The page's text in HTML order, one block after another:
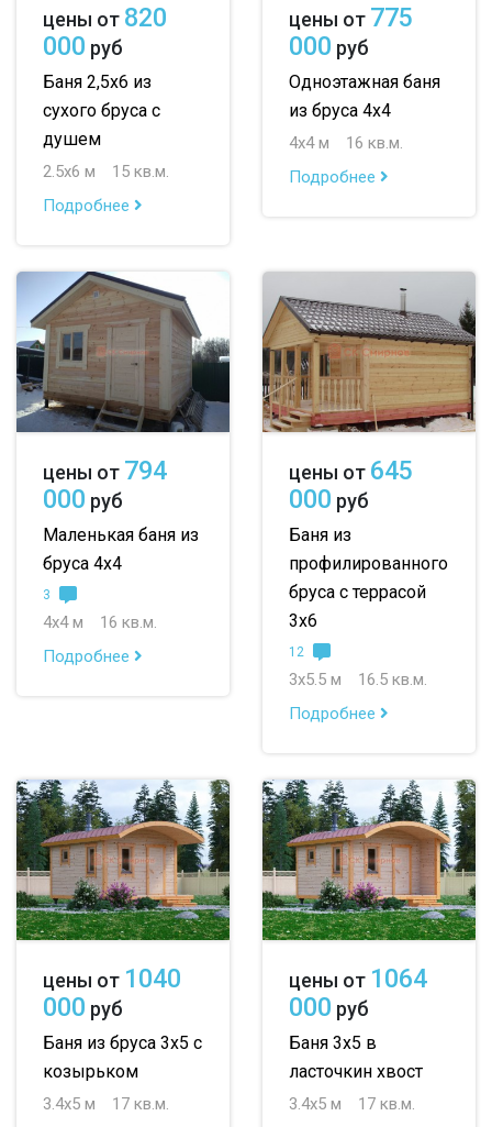
цены от 820
000 руб
Баня 2,5х6 из
сухого бруса с
душем
2.5х6 м
15 кв.м.
Подробнее
цены от 775
000 руб
Одноэтажная баня
из бруса 4х4
4х4 м
16 кв.м.
Подробнее
цены от 794
000 руб
Маленькая баня из
бруса 4х4
3
4х4 м
16 кв.м.
Подробнее
цены от 645
000 руб
Баня из
профилированного
бруса с террасой
3х6
12
3х5.5 м
16.5 кв.м.
Подробнее
цены от 1040
000 руб
Баня из бруса 3х5 с
козырьком
3.4х5 м
17 кв.м.
цены от 1064
000 руб
Баня 3х5 в
ласточкин хвост
3.4х5 м
17 кв.м.